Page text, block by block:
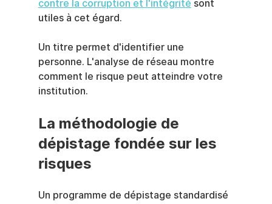
contre la corruption et l'intégrité sont
utiles à cet égard.
Un titre permet d'identifier une
personne. L'analyse de réseau montre
comment le risque peut atteindre votre
institution.
La méthodologie de
dépistage fondée sur les
risques
Un programme de dépistage standardisé